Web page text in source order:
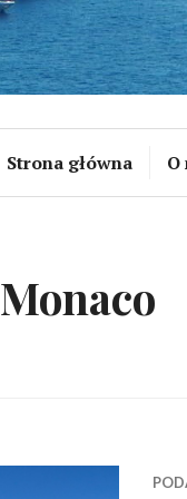
Strona główna O
Monaco